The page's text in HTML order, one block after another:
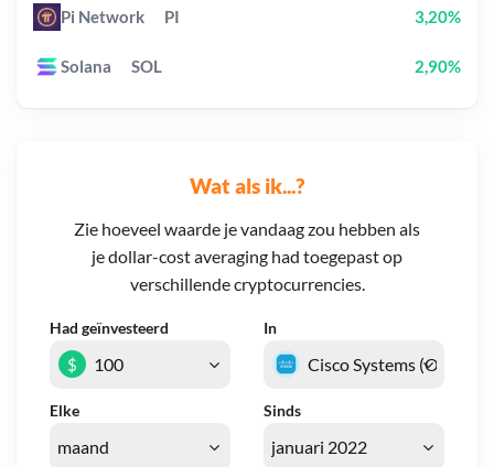
Wat als ik...?
Zie hoeveel waarde je vandaag zou hebben als
je dollar-cost averaging had toegepast op
verschillende cryptocurrencies.
Had geïnvesteerd In
Elke Sinds
$
Pi Network PI 3,20%
Solana SOL 2,90%